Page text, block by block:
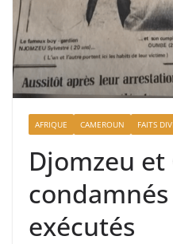
AFRIQUE CAMEROUN FAITS
Djomzeu
exécutés